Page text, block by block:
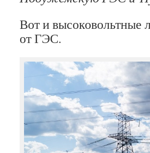
Вот и высоковольтные
от ГЭС.